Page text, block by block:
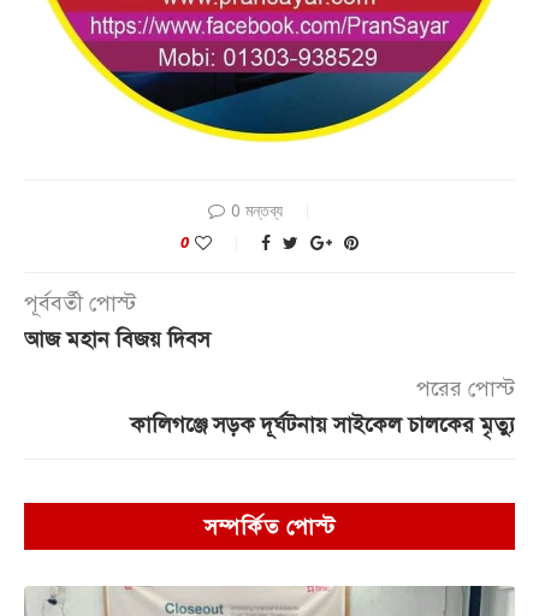
0 মন্তব্য
0
পূর্ববর্তী পোস্ট
আজ মহান বিজয় দিবস
পরের পোস্ট
কালিগঞ্জে সড়ক দূর্ঘটনায় সাইকেল চালকের মৃত্যু
সম্পর্কিত পোস্ট